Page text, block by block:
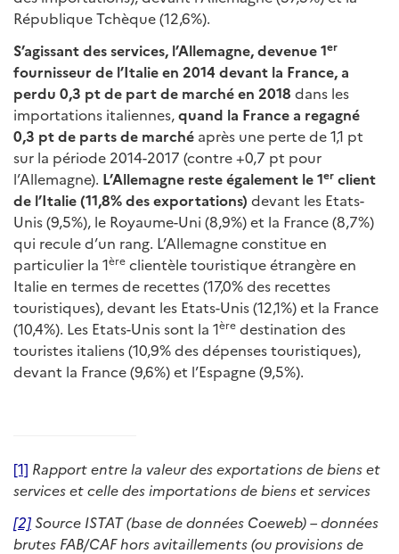
République Tchèque (12,6%).
S’agissant des services, l’Allemagne, devenue 1er
fournisseur de l’Italie en 2014 devant la France, a
perdu 0,3 pt de part de marché en 2018 dans les
importations italiennes,quand la France a regagné
0,3 pt de parts de marché après une perte de 1,1 pt
sur la période 2014-2017 (contre +0,7 pt pour
l’Allemagne). L’Allemagne reste également le 1er client
de l’Italie (11,8% des exportations) devant les Etats-
Unis (9,5%), le Royaume-Uni (8,9%) et la France (8,7%)
qui recule d’un rang. L’Allemagne constitue en
particulier la 1ère clientèle touristique étrangère en
Italie en termes de recettes (17,0% des recettes
touristiques), devant les Etats-Unis (12,1%) et la France
(10,4%). Les Etats-Unis sont la 1ère destination des
touristes italiens (10,9% des dépenses touristiques),
devant la France (9,6%) et l’Espagne (9,5%).
[1] Rapport entre la valeur des exportations de biens et
services et celle des importations de biens et services
[2]Source ISTAT (base de données Coeweb) – données
brutes FAB/CAF hors avitaillements (ou provisions de